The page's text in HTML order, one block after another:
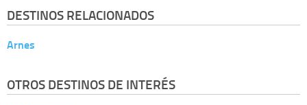
DESTINOS RELACIONADOS
Arnes
OTROS DESTINOS DE INTERÉS